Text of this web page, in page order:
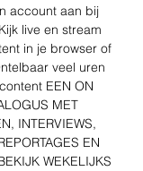
account aan bij
live en stream
in je browser of
veel uren
EEN ON
MET
INTERVIEWS,
EN
WEKELIJKS